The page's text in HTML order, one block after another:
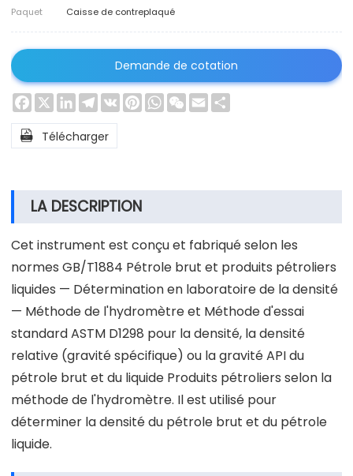
Paquet
Caisse de contreplaqué
Demande de cotation
Facebook
X LinkedInTelegram
VK PinterestWhatsApp
WeChat
Email
 Télécharger
LA DESCRIPTION
Cet instrument est conçu et fabriqué selon les
normes GB/T1884 Pétrole brut et produits pétroliers
liquides — Détermination en laboratoire de la densité
— Méthode de l'hydromètre et Méthode d'essai
standard ASTM D1298 pour la densité, la densité
relative (gravité spécifique) ou la gravité API du
pétrole brut et du liquide Produits pétroliers selon la
méthode de l'hydromètre. Il est utilisé pour
déterminer la densité du pétrole brut et du pétrole
liquide.